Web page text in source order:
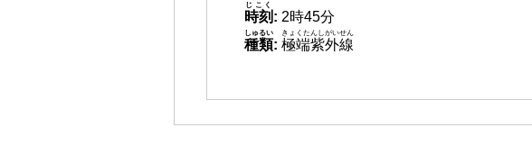
時刻
じこく
: 2時45分
種類
しゅるい
: 極端紫外線
きょくたんしがいせん